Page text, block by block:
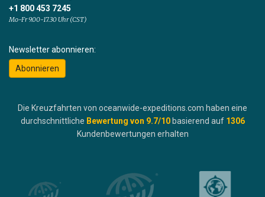
+1 800 453 7245
Mo-Fr 9.00-17.30 Uhr (CST)
Newsletter abonnieren:
Abonnieren
Die Kreuzfahrten von oceanwide-expeditions.com haben eine
durchschnittliche Bewertung von 9.7/10 basierend auf 1306
Kundenbewertungen erhalten